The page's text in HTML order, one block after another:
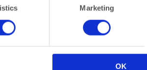
Marketing
OK